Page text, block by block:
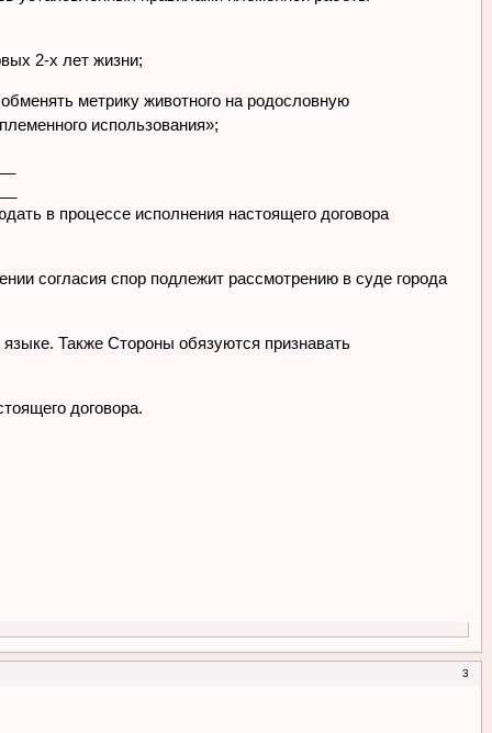
2-х лет жизни;
метрику животного на родословную
использования»;
в процессе исполнения настоящего договора
согласия спор подлежит рассмотрению в суде города
Также Стороны обязуются признавать
договора.
3